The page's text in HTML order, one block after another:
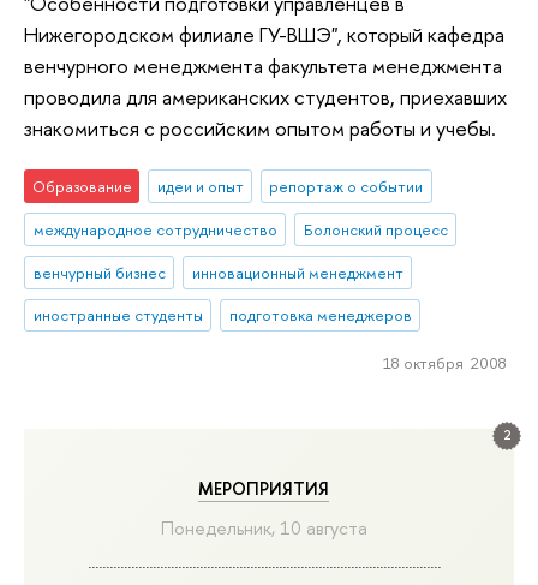
2
МЕРОПРИЯТИЯ
Понедельник, 10 августа
Нижегородском филиале ГУ-ВШЭ", который кафедра
венчурного менеджмента факультета менеджмента
проводила для американских студентов, приехавших
знакомиться с российским опытом работы и учебы.
Образование идеи и опыт
репортаж о событии
международное сотрудничество
Болонский процесс
венчурный бизнес
инновационный менеджмент
иностранные студенты
подготовка менеджеров
18 октября 2008